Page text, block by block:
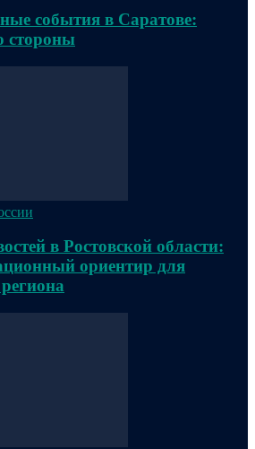
события в Саратове:
стороны
в Ростовской области:
ориентир для